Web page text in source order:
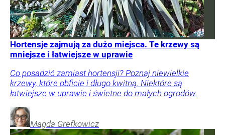
Hortensje zajmują za dużo miejsca. Te krzewy są
mniejsze i łatwiejsze w uprawie
Co posadzić zamiast hortensji? Poznaj niewielkie
krzewy, które obficie i długo kwitną. Niektóre są
łatwiejsze w uprawie i świetne do małych ogrodów.
Magda Grefkowicz